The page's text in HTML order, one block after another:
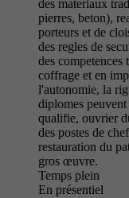
des materiaux
pierres, beton),
porteurs et de
des regles de
des competences
coffrage et en
l'autonomie, la
diplomes
qualifie, ouvrier
des postes de
restauration du
gros œuvre.
Temps plein
En présentiel